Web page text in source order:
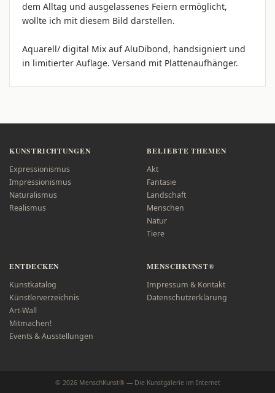
dem Alltag und ausgelassenes Feiern ermöglicht,
wollte ich mit diesem Bild darstellen.
Aquarell/ digital Mix auf AluDibond, handsigniert und
in limitierter Auflage. Versand mit Plattenaufhänger.
KUNSTRICHTUNGEN
Expressionismus
Impressionismus
Naturalismus
Realismus
BELIEBTE THEMEN
Akt
Fantasie
Landschaft
Menschen
Natur
Tiere
ENTDECKEN
Kunstkatalog
Künstlerverzeichnis
Art-Wall
Mitmachen!
Events & Ausstellungen
MENSCHKUNST®
Impressum & Kontakt
Datenschutzerklärung
© 2026 MenschKunst® — Die Kunstgalerie im Internet